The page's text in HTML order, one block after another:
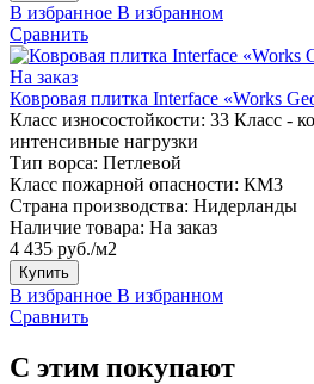
В избранное В избранном
Сравнить
На заказ
Ковровая плитка Interface «Works
Класс износостойкости: 33 Класс -
интенсивные нагрузки
Тип ворса: Петлевой
Класс пожарной опасности: КМ3
Страна производства: Нидерланды
Наличие товара: На заказ
4 435 руб./м2
Купить
В избранное В избранном
Сравнить
С этим покупают